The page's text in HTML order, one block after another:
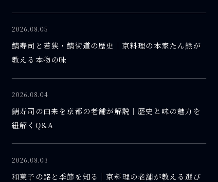
2026.08.05
鯖寿司と若狭・鯖街道の歴史｜京料理の本家たん熊が
教える本物の味
2026.08.04
鯖寿司の由来を京都の老舗が解説｜歴史と味の魅力を
紐解くQ&A
2026.08.03
和菓子の銘と季節を知る｜京料理の老舗が教える選び